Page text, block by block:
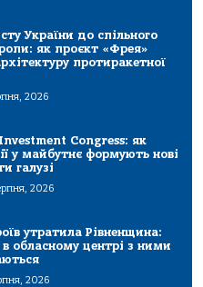
України до спільного
як проєкт «Фрея»
протиракетної
2026
Congress: як
у майбутнє формують нові
галузі
2026
утратила Рівненщина:
в обласному центрі з ними
2026